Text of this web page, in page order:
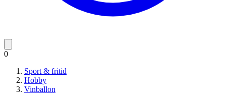
0
Sport & fritid
Hobby
Vinballon